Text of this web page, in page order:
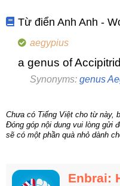
Từ điển Anh Anh -
aegypius
a genus of
Synonyms: genus
Chưa có Tiếng Việt cho từ này,
Đóng góp nội dung vui lòng gửi
sẽ có một phần quà nhỏ dành
Enbrai: